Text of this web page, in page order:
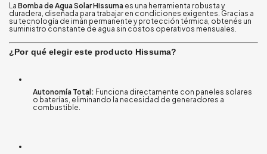
La Bomba de Agua Solar Hissuma es una herramienta robusta y
duradera, diseñada para trabajar en condiciones exigentes. Gracias a
su tecnología de imán permanente y protección térmica, obtenés un
suministro constante de agua sin costos operativos mensuales.
¿Por qué elegir este producto Hissuma?
Autonomía Total: Funciona directamente con paneles solares
o baterías, eliminando la necesidad de generadores a
combustible.